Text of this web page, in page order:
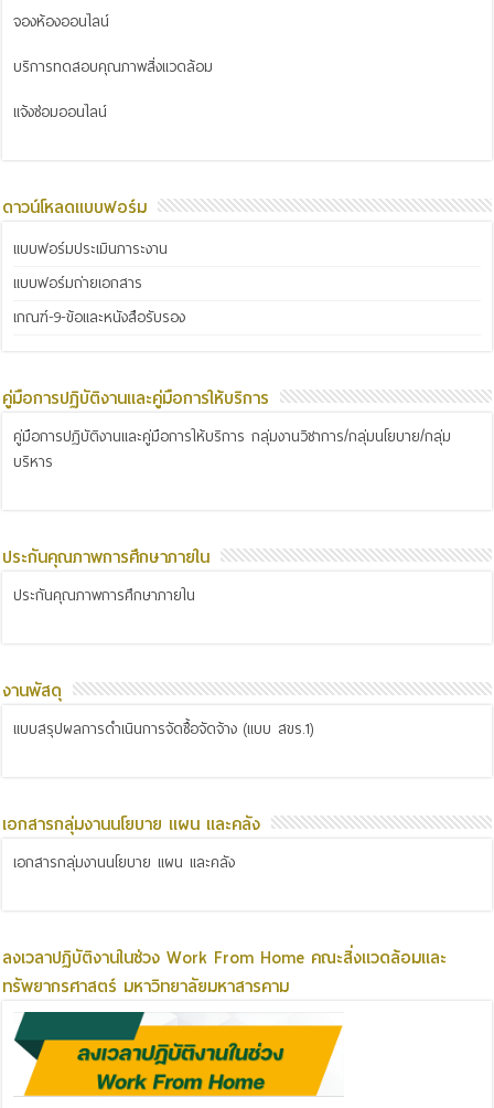
จองห้องออนไลน์
บริการทดสอบคุณภาพสิ่งแวดล้อม
แจ้งซ่อมออนไลน์
ดาวน์โหลดแบบฟอร์ม
แบบฟอร์มประเมินภาระงาน
แบบฟอร์มถ่ายเอกสาร
เกณฑ์-9-ข้อและหนังสือรับรอง
คู่มือการปฏิบัติงานและคู่มือการให้บริการ
คู่มือการปฏิบัติงานและคู่มือการให้บริการ กลุ่มงานวิชาการ/กลุ่มนโยบาย/กลุ่ม
บริหาร
ประกันคุณภาพการศึกษาภายใน
ประกันคุณภาพการศึกษาภายใน
งานพัสดุ
แบบสรุปผลการดำเนินการจัดซื้อจัดจ้าง (แบบ สขร.1)
เอกสารกลุ่มงานนโยบาย แผน และคลัง
เอกสารกลุ่มงานนโยบาย แผน และคลัง
ลงเวลาปฏิบัติงานในช่วง Work From Home คณะสิ่งแวดล้อมและ
ทรัพยากรศาสตร์ มหาวิทยาลัยมหาสารคาม